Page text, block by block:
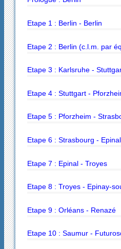
Etape 1 : Berlin - Berlin
Etape 2 : Berlin (c.l.m. par
Etape 3 : Karlsruhe -
Etape 4 : Stuttgart -
Etape 5 : Pforzheim -
Etape 6 : Strasbourg - Epinal
Etape 7 : Epinal - Troyes
Etape 8 : Troyes - Epinay-
Etape 9 : Orléans - Renazé
Etape 10 : Saumur -